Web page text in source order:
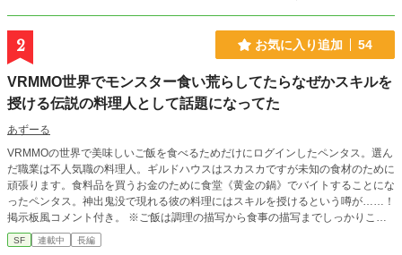
存在の代用品」として手に入れようとしていたが、日々の中
で少しずつ本物の恋心と支配欲に変わっていく。 ⸻ ■ジ
ー 現船長 赤髪が印象的なマイトの幼なじみ。 幼い頃から共
に育ち、先代亡き後も右腕として《エブラハム・ロジャー》
を去った ⸻ ■先代エブラハム 享年：69歳 所属：エブラハ
ム・ロジャー前首領 百年以上続く宇宙海賊《エブラハム・ロ
ジャー》の前首領。
2 お気に入り追加 54
VRMMO世界でモンスター食い荒らしてたらなぜかスキルを
授ける伝説の料理人として話題になってた
あずーる
VRMMOの世界で美味しいご飯を食べるためだけにログインしたペンタス。選ん
だ職業は不人気職の料理人。ギルドハウスはスカスカですが未知の食材のために
頑張ります。食料品を買うお金のために食堂《黄金の鍋》でバイトすることにな
ったペンタス。神出鬼没で現れる彼の料理にはスキルを授けるという噂が……！
掲示板風コメント付き。 ※ご飯は調理の描写から食事の描写までしっかりこっ
てり書いていますのでそこをお楽しみいただければ幸いです。
SF 連載中 長編